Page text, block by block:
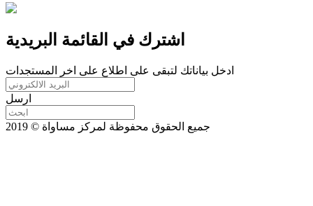
اشترك في القائمة البريدية
ادخل بياناتك لتبقى على اطلاع على اخر المستجدات
ارسل
جميع الحقوق محفوظة لمركز مساواة © 2019